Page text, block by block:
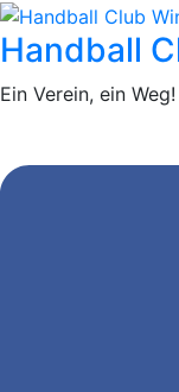
Handball
Ein Verein, ein Weg!